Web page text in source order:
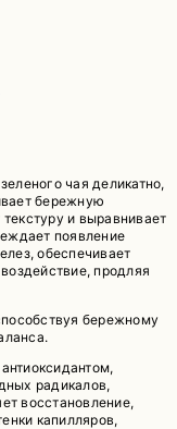
чая деликатно,
бережную
и выравнивает
появление
обеспечивает
продляя
бережному
радикалов,
восстановление,
капилляров,